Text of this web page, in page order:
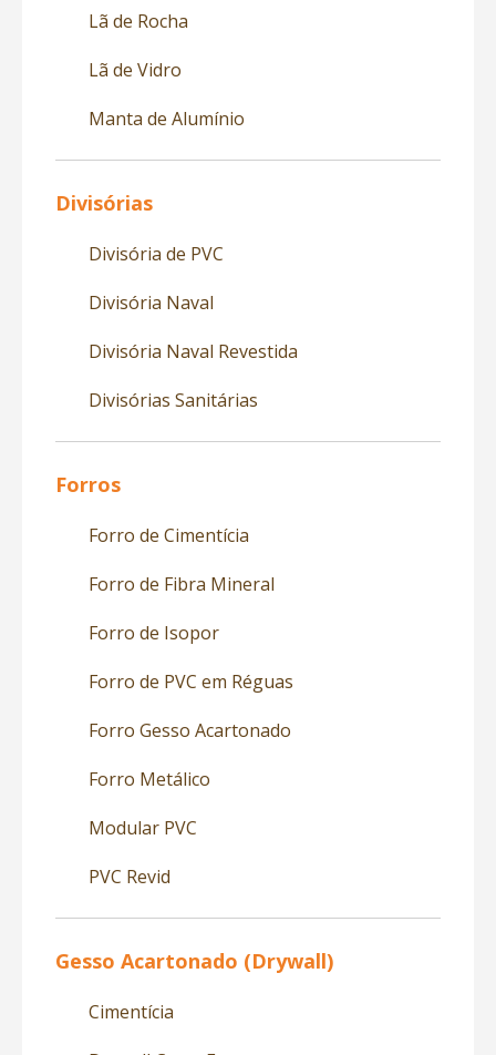
Lã de Rocha
Lã de Vidro
Manta de Alumínio
Divisórias
Divisória de PVC
Divisória Naval
Divisória Naval Revestida
Divisórias Sanitárias
Forros
Forro de Cimentícia
Forro de Fibra Mineral
Forro de Isopor
Forro de PVC em Réguas
Forro Gesso Acartonado
Forro Metálico
Modular PVC
PVC Revid
Gesso Acartonado (Drywall)
Cimentícia